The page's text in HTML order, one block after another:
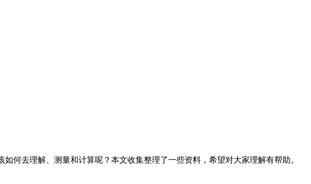
何去理解、测量和计算呢？本文收集整理了一些资料，希望对大家理解有帮助。